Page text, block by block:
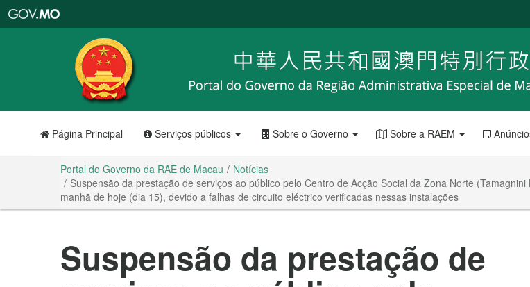
RAE
de
Macau
Página Principal Serviços públicos Sobre o Governo Sobre a RAEM
Portal do Governo da RAE de Macau
Notícias
​Suspensão da prestação de serviços ao público pelo Centro de Acção Social da Zona Norte
manhã de hoje (dia 15), devido a falhas de circuito eléctrico verificadas nessas instalações
​Suspensão da prestação de